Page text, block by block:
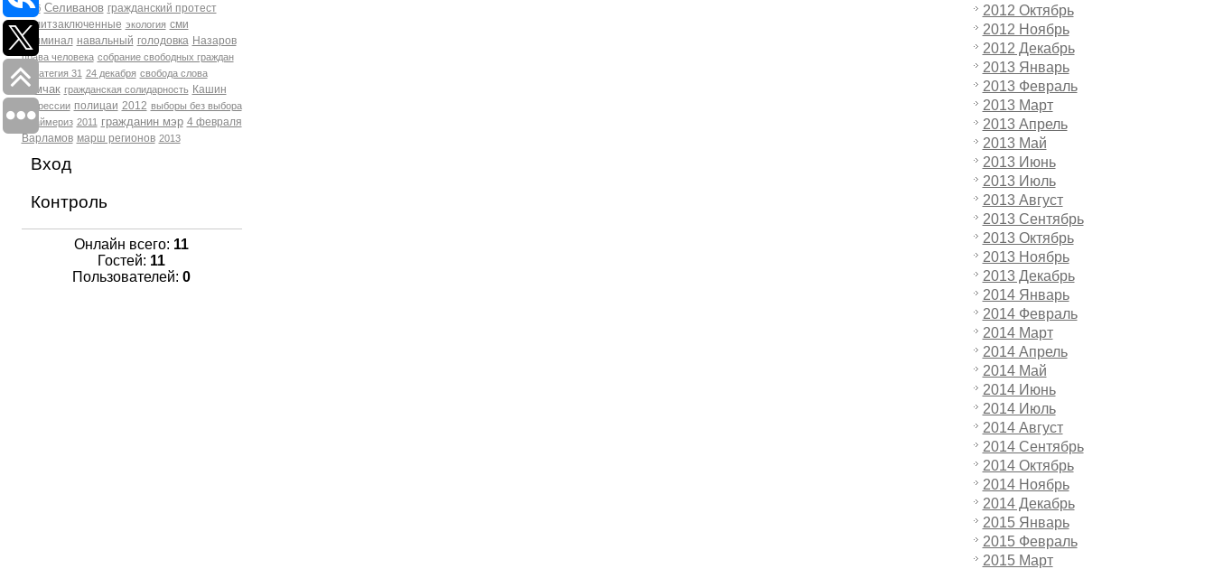
фсб Селиванов гражданский протест
политзаключенные экология сми
Криминал навальный голодовка Назаров
права человека собрание свободных граждан
Стратегия 31 24 декабря свобода слова
Томчак гражданская солидарность Кашин
репрессии полицаи 2012 выборы без выбора
Праймериз 2011 гражданин мэр 4 февраля
Варламов марш регионов 2013
Вход
Контроль
Онлайн всего: 11
Гостей: 11
Пользователей: 0
2012 Октябрь
2012 Ноябрь
2012 Декабрь
2013 Январь
2013 Февраль
2013 Март
2013 Апрель
2013 Май
2013 Июнь
2013 Июль
2013 Август
2013 Сентябрь
2013 Октябрь
2013 Ноябрь
2013 Декабрь
2014 Январь
2014 Февраль
2014 Март
2014 Апрель
2014 Май
2014 Июнь
2014 Июль
2014 Август
2014 Сентябрь
2014 Октябрь
2014 Ноябрь
2014 Декабрь
2015 Январь
2015 Февраль
2015 Март